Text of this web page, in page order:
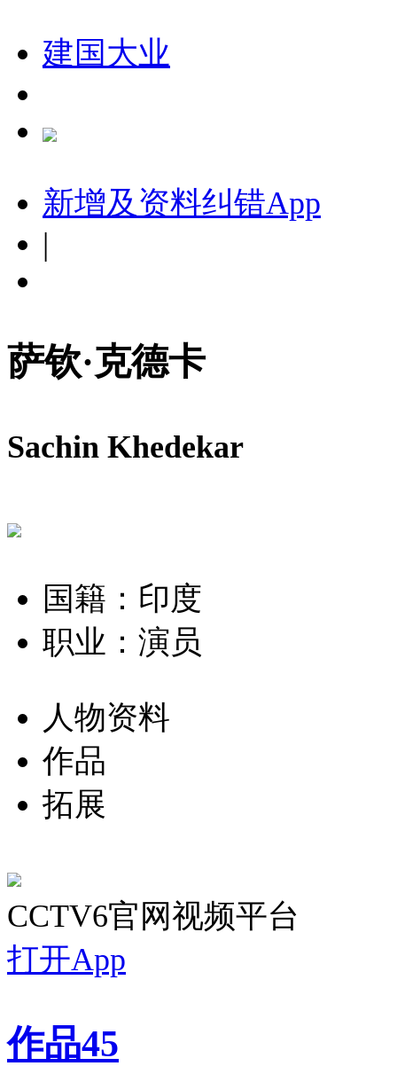
建国大业
新增及资料纠错App
|
萨钦·克德卡
Sachin Khedekar
国籍：印度
职业：演员
人物资料
作品
拓展
CCTV6官网视频平台
打开App
作品45